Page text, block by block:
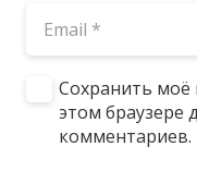
Сохранить моё
этом браузере
комментариев.